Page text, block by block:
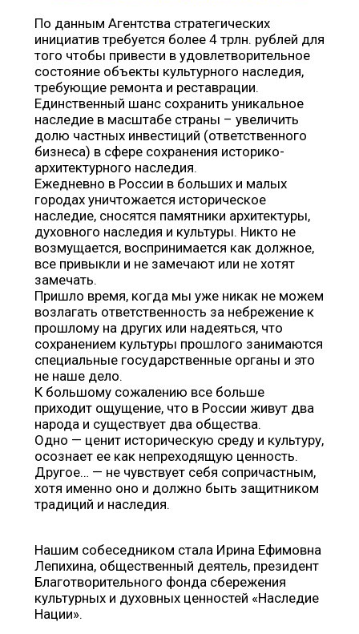
По данным Агентства стратегических
инициатив требуется более 4 трлн. рублей для
того чтобы привести в удовлетворительное
состояние объекты культурного наследия,
требующие ремонта и реставрации.
Единственный шанс сохранить уникальное
наследие в масштабе страны – увеличить
долю частных инвестиций (ответственного
бизнеса) в сфере сохранения историко-
архитектурного наследия.
Ежедневно в России в больших и малых
городах уничтожается историческое
наследие, сносятся памятники архитектуры,
духовного наследия и культуры. Никто не
возмущается, воспринимается как должное,
все привыкли и не замечают или не хотят
замечать.
Пришло время, когда мы уже никак не можем
возлагать ответственность за небрежение к
прошлому на других или надеяться, что
сохранением культуры прошлого занимаются
специальные государственные органы и это
не наше дело.
К большому сожалению все больше
приходит ощущение, что в России живут два
народа и существует два общества.
Одно — ценит историческую среду и культуру,
осознает ее как непреходящую ценность.
Другое… — не чувствует себя сопричастным,
хотя именно оно и должно быть защитником
традиций и наследия.
Нашим собеседником стала Ирина Ефимовна
Лепихина, общественный деятель, президент
Благотворительного фонда сбережения
культурных и духовных ценностей «Наследие
Нации».